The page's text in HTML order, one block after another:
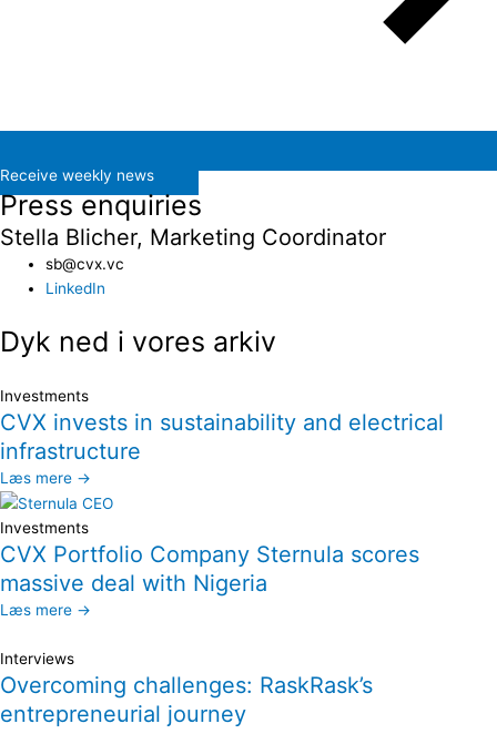
Receive weekly news
Press enquiries
Stella Blicher, Marketing Coordinator
sb@cvx.vc​
LinkedIn
Dyk ned i vores arkiv
Investments
CVX invests in sustainability and electrical
infrastructure
Læs mere →
Investments
CVX Portfolio Company Sternula scores
massive deal with Nigeria
Læs mere →
Interviews
Overcoming challenges: RaskRask’s
entrepreneurial journey